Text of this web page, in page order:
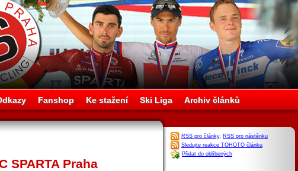
Fanshop Ke stažení Ski Liga Archiv článků
SPARTA Praha
RSS pro články, RSS pro nástěnku
Sledujte reakce TOHOTO článku
Přidat do oblíbených